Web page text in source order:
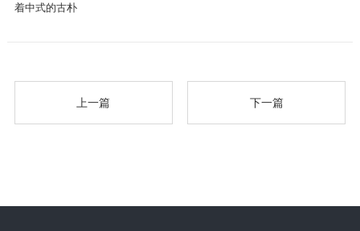
着中式的古朴
上一篇 下一篇